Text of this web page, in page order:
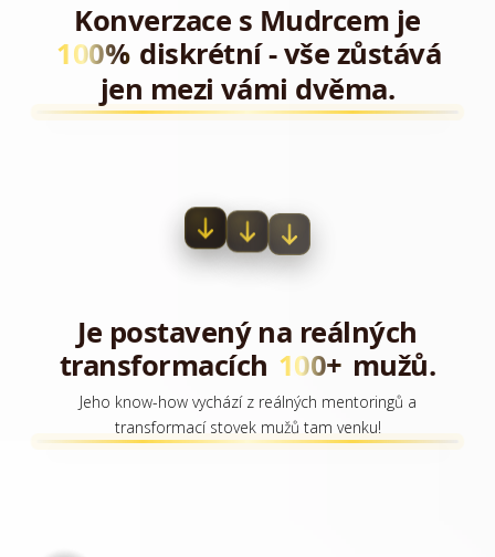
Konverzace s Mudrcem je
100% diskrétní - vše zůstává
jen mezi vámi dvěma.
Je postavený na reálných
transformacích 100+ mužů.
Jeho know-how vychází z reálných mentoringů a
transformací stovek mužů tam venku!